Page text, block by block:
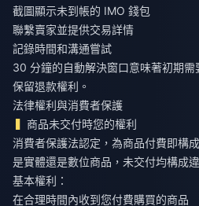
截圖顯示未到帳的 IMO 錢包
聯繫賣家並提供交易詳情
記錄時間和溝通嘗試
30 分鐘的自動解決窗口意味著初期
保留退款權利。
法律權利與消費者保護
商品未交付時您的權利
消費者保護法認定，為商品付費即構
是實體還是數位商品，未交付均構成違
基本權利：
在合理時間內收到您付費購買的商品